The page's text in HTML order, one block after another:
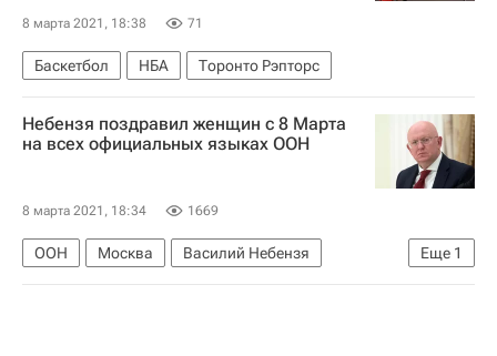
8 марта 2021, 18:38 71
Баскетбол НБА Торонто Рэпторс
Небензя поздравил женщин с 8 Марта
на всех официальных языках ООН
8 марта 2021, 18:34 1669
Еще 1
ООН Москва
Василий Небензя
Международный женский день